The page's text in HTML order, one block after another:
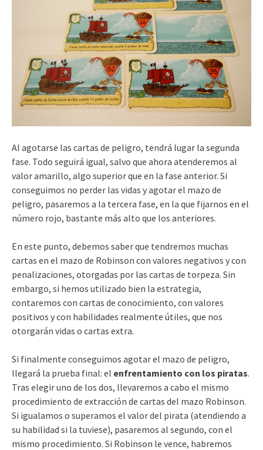
Al agotarse las cartas de peligro, tendrá lugar la segunda
fase. Todo seguirá igual, salvo que ahora atenderemos al
valor amarillo, algo superior que en la fase anterior. Si
conseguimos no perder las vidas y agotar el mazo de
peligro, pasaremos a la tercera fase, en la que fijarnos en el
número rojo, bastante más alto que los anteriores.
En este punto, debemos saber que tendremos muchas
cartas en el mazo de Robinson con valores negativos y con
penalizaciones, otorgadas por las cartas de torpeza. Sin
embargo, si hemos utilizado bien la estrategia,
contaremos con cartas de conocimiento, con valores
positivos y con habilidades realmente útiles, que nos
otorgarán vidas o cartas extra.
Si finalmente conseguimos agotar el mazo de peligro,
llegará la prueba final: el enfrentamiento con los piratas.
Tras elegir uno de los dos, llevaremos a cabo el mismo
procedimiento de extracción de cartas del mazo Robinson.
Si igualamos o superamos el valor del pirata (atendiendo a
su habilidad si la tuviese), pasaremos al segundo, con el
mismo procedimiento. Si Robinson le vence, habremos